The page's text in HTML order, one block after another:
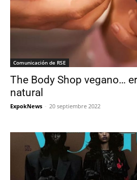
Comunicación de RSE
The Body Shop vegano…
natural
ExpokNews - 20 septiembre 2022